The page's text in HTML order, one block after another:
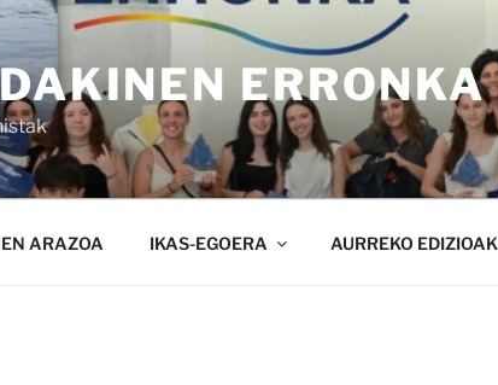
ERRONKA
ARAZOA IKAS-EGOERA AURREKO EDIZIOAK